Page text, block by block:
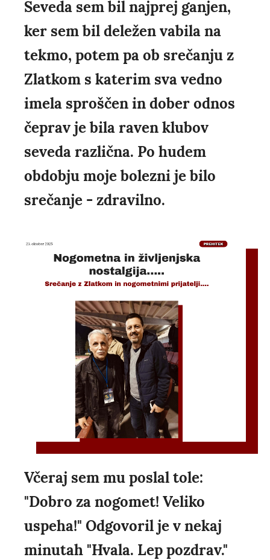
Seveda sem bil najprej ganjen,
ker sem bil deležen vabila na
tekmo, potem pa ob srečanju z
Zlatkom s katerim sva vedno
imela sproščen in dober odnos
čeprav je bila raven klubov
seveda različna. Po hudem
obdobju moje bolezni je bilo
srečanje - zdravilno.
Včeraj sem mu poslal tole:
"Dobro za nogomet! Veliko
uspeha!" Odgovoril je v nekaj
minutah "Hvala. Lep pozdrav."